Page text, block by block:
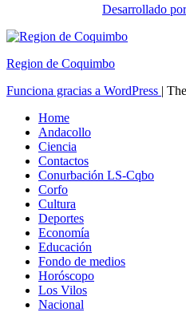
Desarrollado
Region de Coquimbo
Funciona gracias a WordPress |
Home
Andacollo
Ciencia
Contactos
Conurbación LS-Cqbo
Corfo
Cultura
Deportes
Economía
Educación
Fondo de medios
Horóscopo
Los Vilos
Nacional